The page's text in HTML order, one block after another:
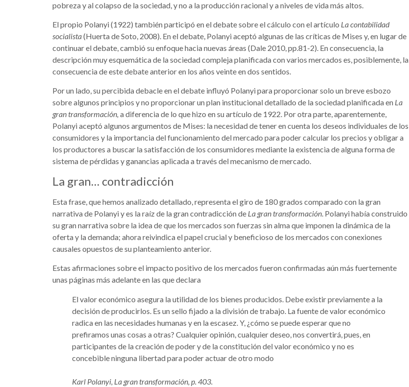
pobreza y al colapso de la sociedad, y no a la producción racional y a niveles de vida más altos.
El propio Polanyi (1922) también participó en el debate sobre el cálculo con el artículo Lacontabilidad
socialista(Huerta de Soto, 2008). En el debate, Polanyi aceptó algunas de las críticas de Mises y, en lugar de
continuar el debate, cambió su enfoque hacia nuevas áreas (Dale 2010, pp.81-2). En consecuencia, la
descripción muy esquemática de la sociedad compleja planificada con varios mercados es, posiblemente, la
consecuencia de este debate anterior en los años veinte en dos sentidos.
Por un lado, su percibida debacle en el debate influyó Polanyi para proporcionar solo un breve esbozo
sobre algunos principios y no proporcionar un plan institucional detallado de la sociedad planificada en La
gran transformación, a diferencia de lo que hizo en su artículo de 1922. Por otra parte, aparentemente,
Polanyi aceptó algunos argumentos de Mises: la necesidad de tener en cuenta los deseos individuales de los
consumidores y la importancia del funcionamiento del mercado para poder calcular los precios y obligar a
los productores a buscar la satisfacción de los consumidores mediante la existencia de alguna forma de
sistema de pérdidas y ganancias aplicada a través del mecanismo de mercado.
La gran… contradicción
Esta frase, que hemos analizado detallado, representa el giro de 180 grados comparado con la gran
narrativa de Polanyi y es la raíz de la gran contradicción de La gran transformación. Polanyi había construido
su gran narrativa sobre la idea de que los mercados son fuerzas sin alma que imponen la dinámica de la
oferta y la demanda; ahora reivindica el papel crucial y beneficioso de los mercados con conexiones
causales opuestos de su planteamiento anterior.
Estas afirmaciones sobre el impacto positivo de los mercados fueron confirmadas aún más fuertemente
unas páginas más adelante en las que declara
El valor económico asegura la utilidad de los bienes producidos. Debe existir previamente a la
decisión de producirlos. Es un sello fijado a la división de trabajo. La fuente de valor económico
radica en las necesidades humanas y en la escasez. Y, ¿cómo se puede esperar que no
prefiramos unas cosas a otras? Cualquier opinión, cualquier deseo, nos convertirá, pues, en
participantes de la creación de poder y de la constitución del valor económico y no es
concebible ninguna libertad para poder actuar de otro modo
Karl Polanyi, La gran transformación, p. 403.